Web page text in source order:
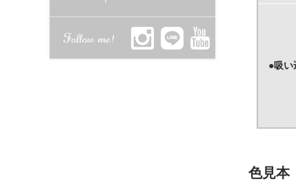
●吸い
色見本